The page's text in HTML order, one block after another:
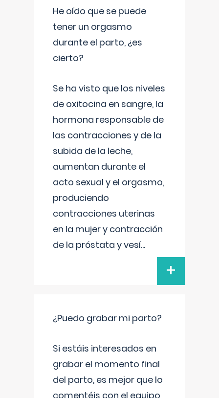
He oído que se puede
tener un orgasmo
durante el parto, ¿es
cierto?
Se ha visto que los niveles
de oxitocina en sangre, la
hormona responsable de
las contracciones y de la
subida de la leche,
aumentan durante el
acto sexual y el orgasmo,
produciendo
contracciones uterinas
en la mujer y contracción
de la próstata y vesí...
+
¿Puedo grabar mi parto?
Si estáis interesados en
grabar el momento final
del parto, es mejor que lo
comentéis con el equipo